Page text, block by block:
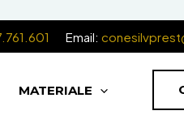
Email:
MATERIALE